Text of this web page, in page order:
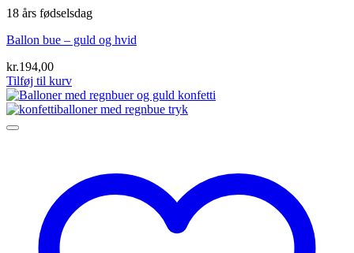
18 års fødselsdag
Ballon bue – guld og hvid
kr.194,00
Tilføj til kurv